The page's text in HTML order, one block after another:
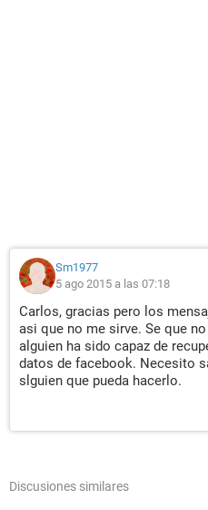
Sm1977
5 ago 2015 a las 07:18
Carlos, gracias pero los
asi que no me sirve. Se que
alguien ha sido capaz de
datos de facebook. Necesito
slguien que pueda hacerlo.
Discusiones similares